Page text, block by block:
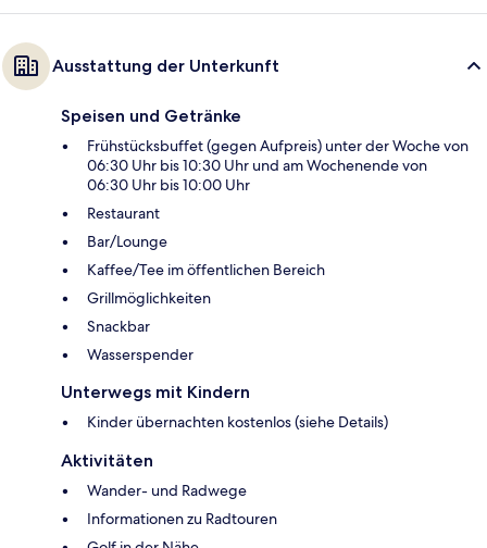
Ausstattung der Unterkunft
Speisen und Getränke
Frühstücksbuffet (gegen Aufpreis) unter der Woche von
06:30 Uhr bis 10:30 Uhr und am Wochenende von
06:30 Uhr bis 10:00 Uhr
Restaurant
Bar/Lounge
Kaffee/Tee im öffentlichen Bereich
Grillmöglichkeiten
Snackbar
Wasserspender
Unterwegs mit Kindern
Kinder übernachten kostenlos (siehe Details)
Aktivitäten
Wander- und Radwege
Informationen zu Radtouren